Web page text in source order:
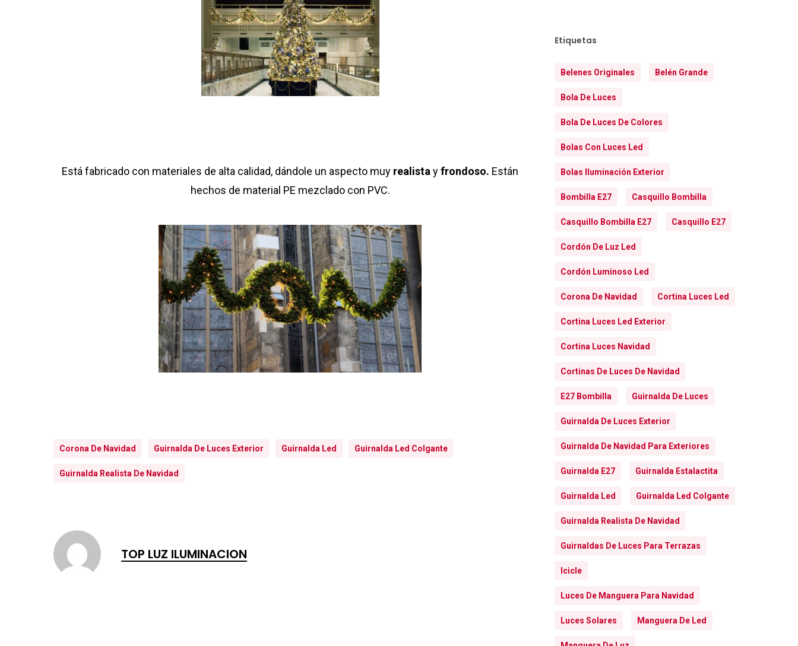
Está fabricado con materiales de alta calidad, dándole un aspecto muy realistayfrondoso. Están
hechos de material PE mezclado con PVC.
Corona De Navidad Guirnalda De Luces Exterior Guirnalda Led Guirnalda Led Colgante
Guirnalda Realista De Navidad
TOP LUZ ILUMINACION
Etiquetas
Belenes Originales Belén Grande
Bola De Luces
Bola De Luces De Colores
Bolas Con Luces Led
Bolas Iluminación Exterior
Bombilla E27 Casquillo Bombilla
Casquillo Bombilla E27 Casquillo E27
Cordón De Luz Led
Cordón Luminoso Led
Corona De Navidad Cortina Luces Led
Cortina Luces Led Exterior
Cortina Luces Navidad
Cortinas De Luces De Navidad
E27 Bombilla Guirnalda De Luces
Guirnalda De Luces Exterior
Guirnalda De Navidad Para Exteriores
Guirnalda E27 Guirnalda Estalactita
Guirnalda Led Guirnalda Led Colgante
Guirnalda Realista De Navidad
Guirnaldas De Luces Para Terrazas
Icicle
Luces De Manguera Para Navidad
Luces Solares Manguera De Led